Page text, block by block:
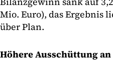
Mio. Euro), das Ergebnis
über Plan.
Höhere Ausschüttung an